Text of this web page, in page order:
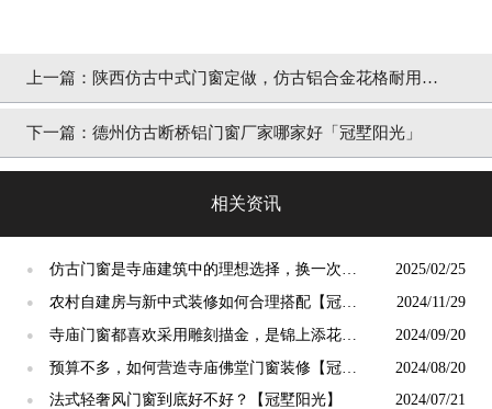
上一篇： 陕西仿古中式门窗定做，仿古铝合金花格耐用易
清洁「冠墅阳光」
下一篇： 德州仿古断桥铝门窗厂家哪家好「冠墅阳光」
相关资讯
●
仿古门窗是寺庙建筑中的理想选择，换一次用
终生【冠墅阳光】
2025/02/25
●
农村自建房与新中式装修如何合理搭配【冠墅
阳光】
2024/11/29
●
寺庙门窗都喜欢采用雕刻描金，是锦上添花
吗？【冠墅阳光】
2024/09/20
●
预算不多，如何营造寺庙佛堂门窗装修【冠墅
阳光】
2024/08/20
● 法式轻奢风门窗到底好不好？【冠墅阳光】 2024/07/21